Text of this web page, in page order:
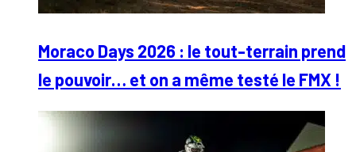
Moraco Days 2026 : le tout-terrain prend
le pouvoir… et on a même testé le FMX !